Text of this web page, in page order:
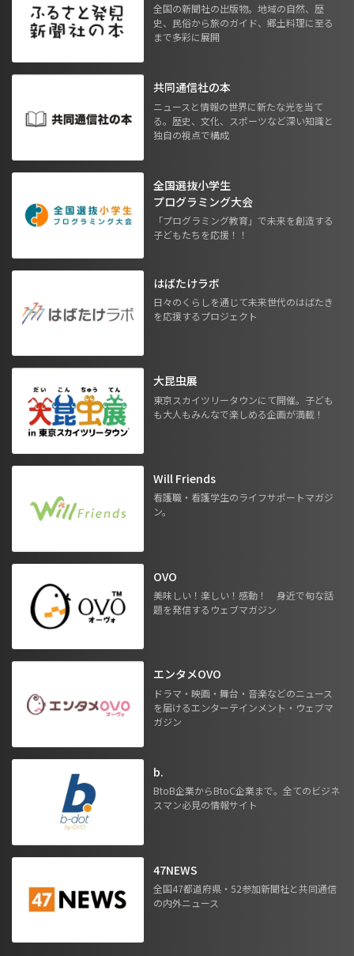
全国の新聞社の出版物。地域の自然、歴
史、民俗から旅のガイド、郷土料理に至る
まで多彩に展開
共同通信社の本
ニュースと情報の世界に新たな光を当て
る。歴史、文化、スポーツなど深い知識と
独自の視点で構成
全国選抜小学生
プログラミング大会
「プログラミング教育」で未来を創造する
子どもたちを応援！！
はばたけラボ
日々のくらしを通じて未来世代のはばたき
を応援するプロジェクト
大昆虫展
東京スカイツリータウンにて開催。子ども
も大人もみんなで楽しめる企画が満載！
Will Friends
看護職・看護学生のライフサポートマガジ
ン。
OVO
美味しい！楽しい！感動！ 身近で旬な話
題を発信するウェブマガジン
エンタメOVO
ドラマ・映画・舞台・音楽などのニュース
を届けるエンターテインメント・ウェブマ
ガジン
b.
BtoB企業からBtoC企業まで。全てのビジネ
スマン必見の情報サイト
47NEWS
全国47都道府県・52参加新聞社と共同通信
の内外ニュース